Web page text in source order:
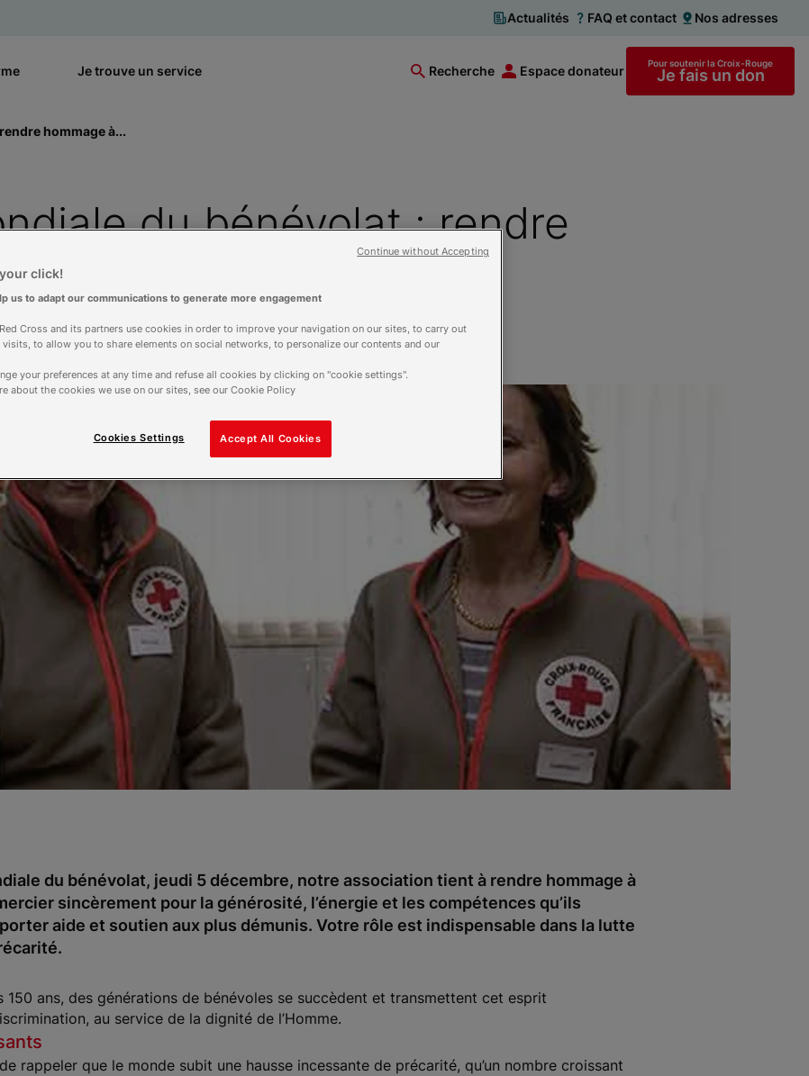
Actualités FAQ et contact Nos adresses
Je trouve un service Recherche Espace donateur Pour soutenir la Croix-Rouge
Je fais un don
hommage à...
du bénévolat : rendre
tous les bénévoles
du bénévolat, jeudi 5 décembre, notre association tient à rendre hommage à
sincèrement pour la générosité, l’énergie et les compétences qu’ils
aide et soutien aux plus démunis. Votre rôle est indispensable dans la lutte
ans, des générations de bénévoles se succèdent et transmettent cet esprit
au service de la dignité de l’Homme.
rappeler que le monde subit une hausse incessante de précarité, qu’un nombre croissant
click!
us to adapt our communications to generate more engagement
Cross and its partners use cookies in order to improve your navigation on our sites, to carry out
to allow you to share elements on social networks, to personalize our contents and our
your preferences at any time and refuse all cookies by clicking on "cookie settings".
about the cookies we use on our sites, see our Cookie Policy
Accept All Cookies
Cookies Settings
Continue without Accepting